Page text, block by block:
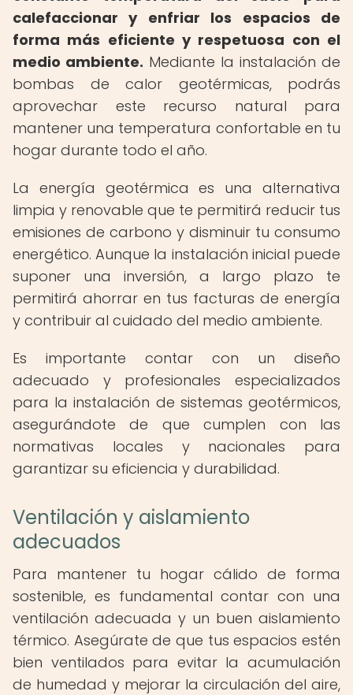
calefaccionar y enfriar los espacios de
forma más eficiente y respetuosa con el
medio ambiente. Mediante la instalación de
bombas de calor geotérmicas, podrás
aprovechar este recurso natural para
mantener una temperatura confortable en tu
hogar durante todo el año.
La energía geotérmica es una alternativa
limpia y renovable que te permitirá reducir tus
emisiones de carbono y disminuir tu consumo
energético. Aunque la instalación inicial puede
suponer una inversión, a largo plazo te
permitirá ahorrar en tus facturas de energía
y contribuir al cuidado del medio ambiente.
Es importante contar con un diseño
adecuado y profesionales especializados
para la instalación de sistemas geotérmicos,
asegurándote de que cumplen con las
normativas locales y nacionales para
garantizar su eficiencia y durabilidad.
Ventilación y aislamiento
adecuados
Para mantener tu hogar cálido de forma
sostenible, es fundamental contar con una
ventilación adecuada y un buen aislamiento
térmico. Asegúrate de que tus espacios estén
bien ventilados para evitar la acumulación
de humedad y mejorar la circulación del aire,